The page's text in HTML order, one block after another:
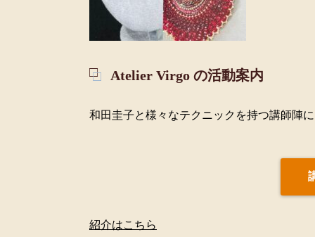
Atelier Virgo の活動案内
和田圭子と様々なテクニックを持つ講師陣
紹介はこちら